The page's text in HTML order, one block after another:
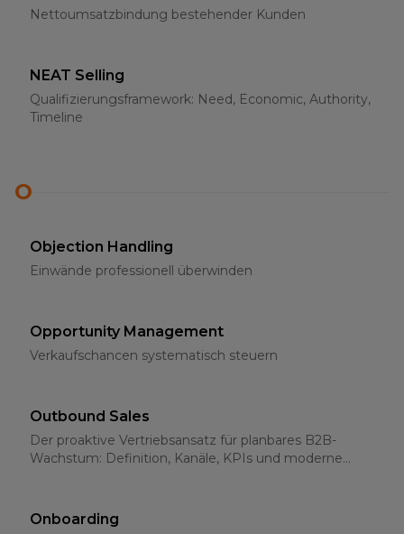
Nettoumsatzbindung bestehender Kunden
NEAT Selling
Qualifizierungsframework: Need, Economic, Authority,
Timeline
O
Objection Handling
Einwände professionell überwinden
Opportunity Management
Verkaufschancen systematisch steuern
Outbound Sales
Der proaktive Vertriebsansatz für planbares B2B-
Wachstum: Definition, Kanäle, KPIs und moderne
Onboarding